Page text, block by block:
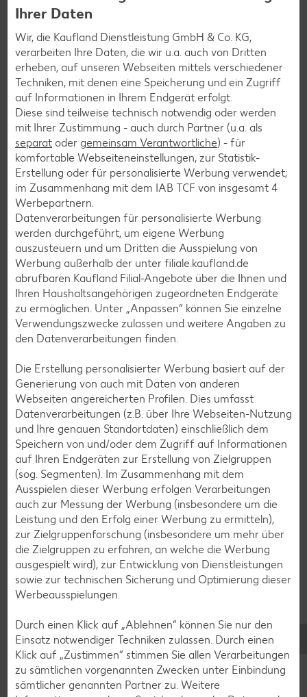
Lamm-Rezepte
Grill-Rezepte
Muffin-Rezepte
Apfelkuchen-Rezepte
Schokokuchen-Rezepte
Torten-Rezepte
Eis-Rezepte
Pfannkuchen-Rezepte
Plätzchen-Rezepte
Smoothie-Rezepte
Bowle-Rezepte
Cocktail-Rezepte
Avocado-Rezepte
Blaubeer-Rezepte
Bananen-Rezepte
Zurück zu allen Rezepten
Ihrer Daten
Wir, die Kaufland Dienstleistung GmbH & Co. KG,
verarbeiten Ihre Daten, die wir u.a. auch von Dritten
erheben, auf unseren Webseiten mittels verschiedener
Techniken, mit denen eine Speicherung und ein Zugriff
auf Informationen in Ihrem Endgerät erfolgt.
Diese sind teilweise technisch notwendig oder werden
mit Ihrer Zustimmung - auch durch Partner (u.a. als
separat oder gemeinsam Verantwortliche) - für
komfortable Webseiteneinstellungen, zur Statistik-
Erstellung oder für personalisierte Werbung verwendet;
im Zusammenhang mit dem IAB TCF von insgesamt 4
Werbepartnern.
Datenverarbeitungen für personalisierte Werbung
werden durchgeführt, um eigene Werbung
auszusteuern und um Dritten die Ausspielung von
Werbung außerhalb der unter filiale.kaufland.de
abrufbaren Kaufland Filial-Angebote über die Ihnen und
Ihren Haushaltsangehörigen zugeordneten Endgeräte
zu ermöglichen. Unter „Anpassen“ können Sie einzelne
Verwendungszwecke zulassen und weitere Angaben zu
den Datenverarbeitungen finden.
Die Erstellung personalisierter Werbung basiert auf der
Generierung von auch mit Daten von anderen
Webseiten angereicherten Profilen. Dies umfasst
Datenverarbeitungen (z.B. über Ihre Webseiten-Nutzung
und Ihre genauen Standortdaten) einschließlich dem
Speichern von und/oder dem Zugriff auf Informationen
auf Ihren Endgeräten zur Erstellung von Zielgruppen
(sog. Segmenten). Im Zusammenhang mit dem
Ausspielen dieser Werbung erfolgen Verarbeitungen
auch zur Messung der Werbung (insbesondere um die
Leistung und den Erfolg einer Werbung zu ermitteln),
zur Zielgruppenforschung (insbesondere um mehr über
die Zielgruppen zu erfahren, an welche die Werbung
ausgespielt wird), zur Entwicklung von Dienstleistungen
sowie zur technischen Sicherung und Optimierung dieser
Werbeausspielungen.
Durch einen Klick auf „Ablehnen“ können Sie nur den
Einsatz notwendiger Techniken zulassen. Durch einen
Klick auf „Zustimmen“ stimmen Sie allen Verarbeitungen
zu sämtlichen vorgenannten Zwecken unter Einbindung
sämtlicher genannten Partner zu. Weitere